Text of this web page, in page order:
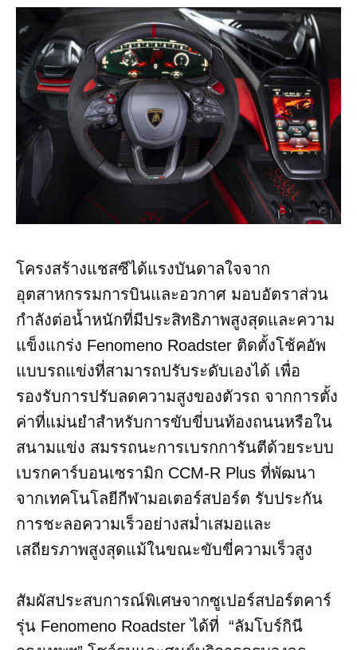
โครงสร้างแชสซีได้แรงบันดาลใจจาก
อุตสาหกรรมการบินและอวกาศ มอบอัตราส่วน
กำลังต่อน้ำหนักที่มีประสิทธิภาพสูงสุดและความ
แข็งแกร่ง Fenomeno Roadster ติดตั้งโช้คอัพ
แบบรถแข่งที่สามารถปรับระดับเองได้ เพื่อ
รองรับการปรับลดความสูงของตัวรถ จากการตั้ง
ค่าที่แม่นยำสำหรับการขับขี่บนท้องถนนหรือใน
สนามแข่ง สมรรถนะการเบรกการันตีด้วยระบบ
เบรกคาร์บอนเซรามิก CCM-R Plus ที่พัฒนา
จากเทคโนโลยีกีฬามอเตอร์สปอร์ต รับประกัน
การชะลอความเร็วอย่างสม่ำเสมอและ
เสถียรภาพสูงสุดแม้ในขณะขับขี่ความเร็วสูง
สัมผัสประสบการณ์พิเศษจากซูเปอร์สปอร์ตคาร์
รุ่น Fenomeno Roadster ได้ที่ “ลัมโบร์กินี